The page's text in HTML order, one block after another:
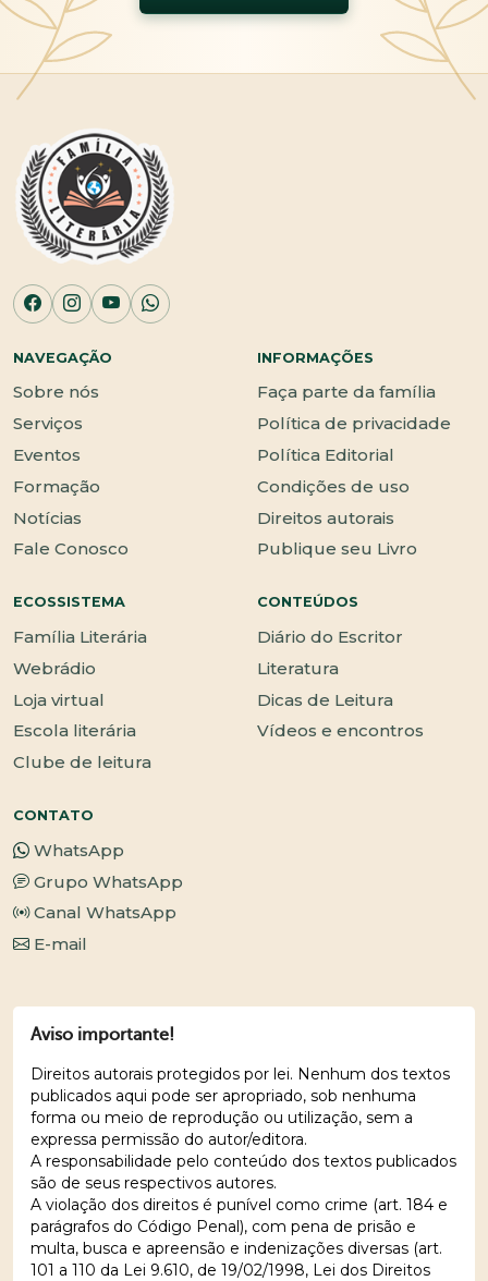
NAVEGAÇÃO
Sobre nós
Serviços
Eventos
Formação
Notícias
Fale Conosco
INFORMAÇÕES
Faça parte da família
Política de privacidade
Política Editorial
Condições de uso
Direitos autorais
Publique seu Livro
ECOSSISTEMA
Família Literária
Webrádio
Loja virtual
Escola literária
Clube de leitura
CONTEÚDOS
Diário do Escritor
Literatura
Dicas de Leitura
Vídeos e encontros
CONTATO
WhatsApp
Grupo WhatsApp
Canal WhatsApp
E-mail
Aviso importante!
Direitos autorais protegidos por lei. Nenhum dos textos
publicados aqui pode ser apropriado, sob nenhuma
forma ou meio de reprodução ou utilização, sem a
expressa permissão do autor/editora.
A responsabilidade pelo conteúdo dos textos publicados
são de seus respectivos autores.
A violação dos direitos é punível como crime (art. 184 e
parágrafos do Código Penal), com pena de prisão e
multa, busca e apreensão e indenizações diversas (art.
101 a 110 da Lei 9.610, de 19/02/1998, Lei dos Direitos